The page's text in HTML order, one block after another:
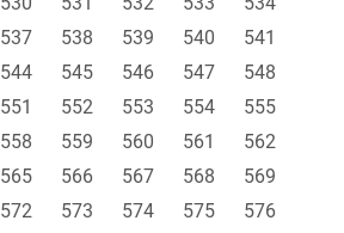
537 538 539 540
541
544 545 546 547
548
551 552 553 554
555
558 559 560 561
562
565 566 567 568
569
572 573 574 575
576